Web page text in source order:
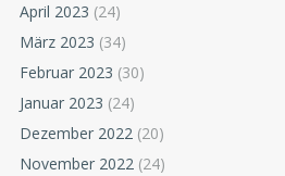
April 2023 (24)
März 2023 (34)
Februar 2023 (30)
Januar 2023 (24)
Dezember 2022 (20)
November 2022 (24)